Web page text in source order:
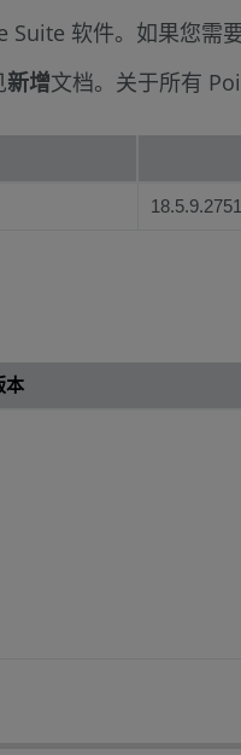
Suite 软件。如果您需要
新增文档。关于所有
本